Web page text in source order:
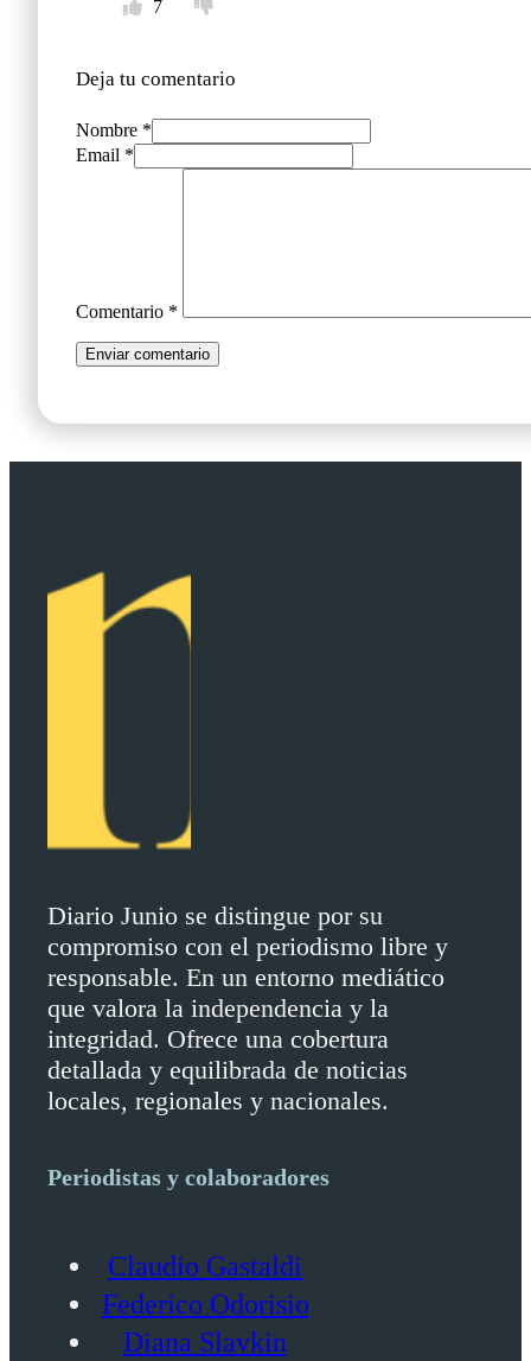
7
Deja tu comentario
Nombre *
Email *
Comentario *
Diario Junio se distingue por su
compromiso con el periodismo libre y
responsable. En un entorno mediático
que valora la independencia y la
integridad. Ofrece una cobertura
detallada y equilibrada de noticias
locales, regionales y nacionales.
Periodistas y colaboradores
Claudio Gastaldi
Federico Odorisio
Diana Slavkin